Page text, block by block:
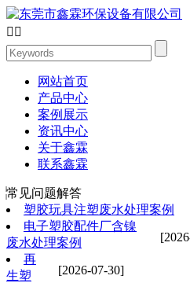
 
网站首页
产品中心
案例展示
资讯中心
关于鑫霖
联系鑫霖
常见问题解答
塑胶玩具注塑废水处理案例
电子塑胶配件厂含镍
废水处理案例
[2026-07-30]
再
生塑